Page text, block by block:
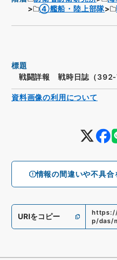
④艦船・陸上部隊
情報の間違いや不具
標題
戦闘詳報 戦時日誌（392-
URIをコピー
p/das/
資料画像の利用について